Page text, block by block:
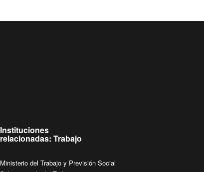
Instituciones
relacionadas: Trabajo
Ministerio del Trabajo y Previsión Social